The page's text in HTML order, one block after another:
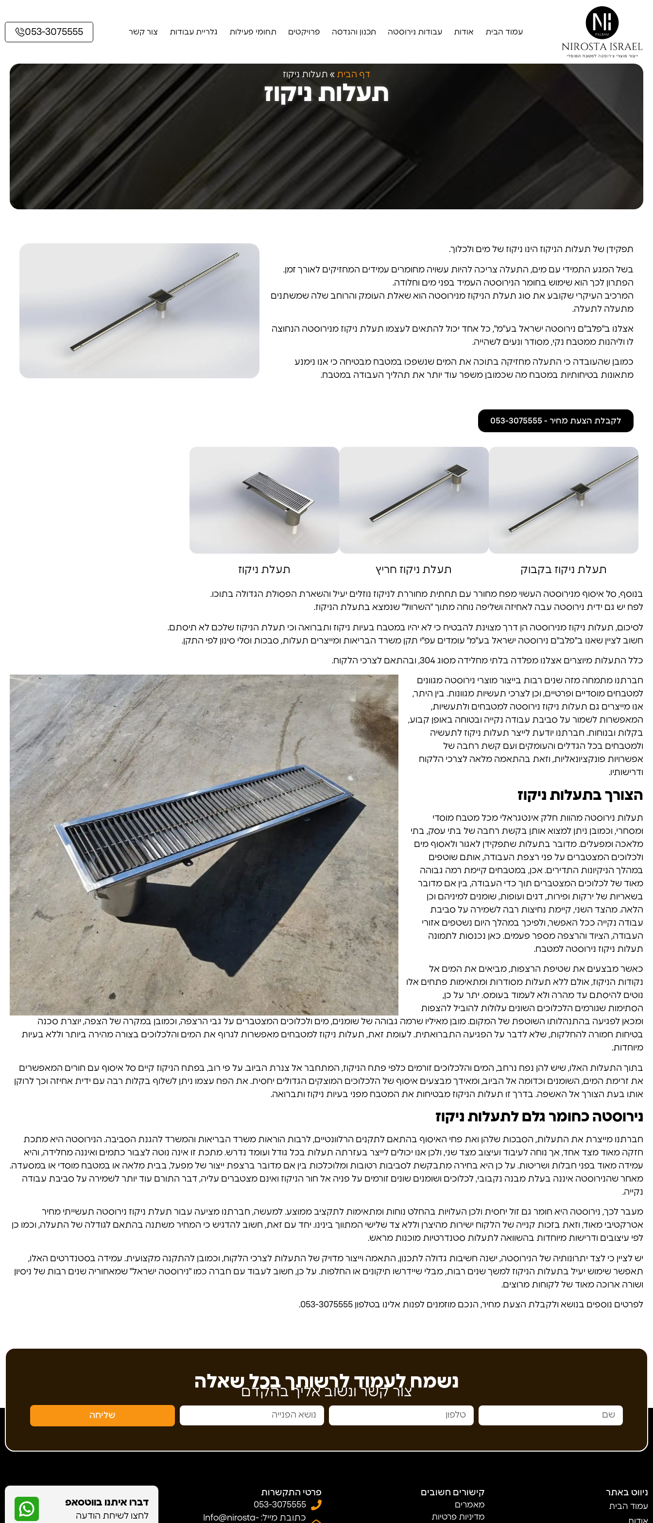
עמוד הבית אודות עבודות נירוסטה תכנון והנדסה פרויקטים תחומי פעילות גלריית עבודות צור קשר 053-3075555
דף הבית » תעלות ניקוז
תעלות ניקוז
תפקידן של תעלות הניקוז הינו ניקוז של מים ולכלוך.
בשל המגע התמידי עם מים, התעלה צריכה להיות עשויה מחומרים עמידים המחזיקים לאורך זמן.
הפתרון לכך הוא שימוש בחומר הנירוסטה העמיד בפני מים וחלודה.
המרכיב העיקרי שקובע את סוג תעלת הניקוז מנירוסטה הוא שאלת העומק והרוחב שלה שמשתנים
מתעלה לתעלה.
אצלנו ב"פלב"ם נירוסטה ישראל בע"מ", כל אחד יכול להתאים לעצמו תעלת ניקוז מנירוסטה הנחוצה
לו וליהנות ממטבח נקי, מסודר ונעים לשהייה.
כמובן שהעובדה כי התעלה מחזיקה בתוכה את המים שנשפכו במטבח מבטיחה כי אנו נימנע
מתאונות בטיחותיות במטבח מה שכמובן משפר עוד יותר את תהליך העבודה במטבח.
לקבלת הצעת מחיר - 053-3075555
תעלת ניקוז בקבוק תעלת ניקוז חריץ תעלת ניקוז
בנוסף, סל איסוף מנירוסטה העשוי מפח מחורר עם תחתית מחוררת לניקוז נוזלים יעיל והשארת הפסולת הגדולה בתוכו.
לפח יש גם ידית נירוסטה עבה לאחיזה ושליפה נוחה מתוך "השרוול" שנמצא בתעלת הניקוז.
לסיכום, תעלות ניקוז מנירוסטה הן דרך מצוינת להבטיח כי לא יהיו במטבח בעיות ניקוז ותברואה וכי תעלת הניקוז שלכם לא תיסתם.
חשוב לציין שאנו ב"פלב"ם נירוסטה ישראל בע"מ" עומדים עפ"י תקן משרד הבריאות ומייצרים תעלות, סבכות וסלי סינון לפי התקן.
כלל התעלות מיוצרים אצלנו מפלדה בלתי מחלידה מסוג 304, ובהתאם לצרכי הלקוח.
חברתנו מתמחה מזה שנים רבות בייצור מוצרי נירוסטה מגוונים
למטבחים מוסדיים ופרטיים, וכן לצרכי תעשיות מגוונות. בין היתר,
אנו מייצרים גם תעלות ניקוז נירוסטה למטבחים ולתעשיות,
המאפשרות לשמור על סביבת עבודה נקייה ובטוחה באופן קבוע,
בקלות ובנוחות. חברתנו יודעת לייצר תעלות ניקוז לתעשיה
ולמטבחים בכל הגדלים והעומקים ועם קשת רחבה של
אפשרויות פונקציונאליות, וזאת בהתאמה מלאה לצרכי הלקוח
ודרישותיו.
הצורך בתעלות ניקוז
תעלות נירוסטה מהוות חלק אינטגראלי מכל מטבח מוסדי
ומסחרי, וכמובן ניתן למצוא אותן בקשת רחבה של בתי עסק, בתי
מלאכה ומפעלים. מדובר בתעלות שתפקידן לאגור ולאסוף מים
ולכלוכים המצטברים על פני רצפת העבודה, אותם שוטפים
במהלך הניקיונות התדירים. אכן, במטבחים קיימת רמה גבוהה
מאוד של לכלוכים המצטברים תוך כדי העבודה, בין אם מדובר
בשאריות של ירקות ופירות, דגים ועופות, שומנים למיניהם וכן
הלאה. מהצד השני, קיימת נחיצות רבה לשמירה על סביבת
עבודה נקייה ככל האפשר, ולפיכך במהלך היום נשטפים אזורי
העבודה, הציוד והרצפה מספר פעמים. כאן נכנסות לתמונה
תעלות ניקוז נירוסטה למטבח.
כאשר מבצעים את שטיפת הרצפות, מביאים את המים אל
נקודות הניקוז, אולם ללא תעלות מסודרות ומתאימות פתחים אלו
נוטים להיסתם עד מהרה ולא לעמוד בעומס. יתר על כן,
הסתימות שגורמים הלכלוכים השונים עלולות להוביל להצפות
ומכאן לפגיעה בהתנהלותו השוטפת של המקום. מובן מאיליו שרמה גבוהה של שומנים, מים ולכלוכים המצטברים על גבי הרצפה, וכמובן במקרה של הצפה, יוצרת סכנה
בטיחות חמורה להחלקות, שלא לדבר על הפגיעה התברואתית. לעומת זאת, תעלות ניקוז למטבחים מאפשרות לגרוף את המים והלכלוכים בצורה מהירה ביותר וללא בעיות
מיוחדות.
בתוך התעלות האלו, שיש להן נפח נרחב, המים והלכלוכים זורמים כלפי פתח הניקוז, המתחבר אל צנרת הביוב. על פי רוב, בפתח הניקוז קיים סל איסוף עם חורים המאפשרים
את זרימת המים, השומנים וכדומה אל הביוב, ומאידך מבצעים איסוף של הלכלוכים המוצקים הגדולים יחסית. את הפח עצמו ניתן לשלוף בקלות רבה עם ידית אחיזה וכך לרוקן
אותו בעת הצורך אל האשפה. בדרך זו תעלות הניקוז מבטיחות את המטבח מפני בעיות ניקוז ותברואה.
נירוסטה כחומר גלם לתעלות ניקוז
חברתנו מייצרת את התעלות, הסבכות שלהן ואת פחי האיסוף בהתאם לתקנים הרלוונטיים, לרבות הוראות משרד הבריאות והמשרד להגנת הסביבה. הנירוסטה היא מתכת
חזקה מאוד מצד אחד, אך נוחה לעיבוד ועיצוב מצד שני, ולכן אנו יכולים לייצר בעזרתה תעלות בכל גודל ועומד נדרש. מתכת זו אינה נוטה לצבור כתמים ואיננה מחלידה, והיא
עמידה מאוד בפני חבלות ושריטות. על כן היא בחירה מתבקשת לסביבות רטובות ומלוכלכות בין אם מדובר ברצפת ייצור של מפעל, בבית מלאה או במטבח מוסדי או במסעדה.
מאחר שהנירוסטה איננה בעלת מבנה נקבובי, לכלוכים ושומנים שונים זורמים על פניה אל חור הניקוז ואינם מצטברים עליה, דבר התורם עוד יותר לשמירה על סביבת עבודה
נקייה.
מעבר לכך, נירוסטה היא חומר גם זול יחסית ולכן העלויות בהחלט נוחות ומתאימות לתקציב ממוצע. למעשה, חברתנו מציעה עבור תעלת ניקוז נירוסטה תעשייתי מחיר
אטרקטיבי מאוד, וזאת בזכות קנייה של הלקוח ישירות מהיצרן וללא צד שלישי המתווך בינינו. יחד עם זאת, חשוב להדגיש כי המחיר משתנה בהתאם לגודלה של התעלה, וכמו כן
לפי עיצובים ודרישות מיוחדות בהשוואה לתעלות סטנדרטיות מוכנות מראש.
יש לציין כי לצד יתרונותיה של הנירוסטה, ישנה חשיבות גדולה לתכנון, התאמה וייצור מדויק של התעלות לצרכי הלקוח, וכמובן להתקנה מקצועית. עמידה בסטנדרטים האלו,
תאפשר שימוש יעיל בתעלות הניקוז למשך שנים רבות, מבלי שיידרשו תיקונים או החלפות. על כן, חשוב לעבוד עם חברה כמו "נירוסטה ישראל" שמאחוריה שנים רבות של ניסיון
ושורה ארוכה מאוד של לקוחות מרוצים.
לפרטים נוספים בנושא ולקבלת הצעת מחיר, הנכם מוזמנים לפנות אלינו בטלפון 053-3075555.
נשמח לעמוד לרשותך בכל שאלה
צור קשר ונשוב אליך בהקדם
שליחה
ניווט באתר
עמוד הבית
אודות
קישורים חשובים
מאמרים
מדיניות פרטיות
פרטי התקשרות
053-3075555
כתובת מייל: Info@nirosta-
דברו איתנו בווטסאפ
לחצו לשיחת הודעה